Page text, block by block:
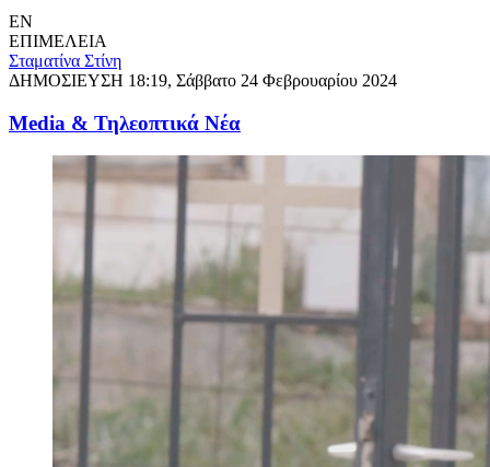
EN
ΕΠΙΜΕΛΕΙΑ
Σταματίνα Στίνη
ΔΗΜΟΣΙΕΥΣΗ 18:19, Σάββατο 24 Φεβρουαρίου 2024
Media & Τηλεοπτικά Νέα